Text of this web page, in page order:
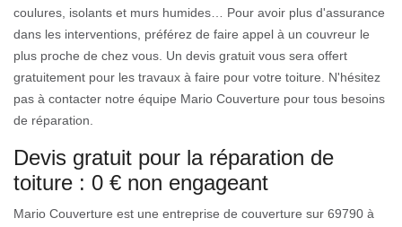
coulures, isolants et murs humides… Pour avoir plus d'assurance
dans les interventions, préférez de faire appel à un couvreur le
plus proche de chez vous. Un devis gratuit vous sera offert
gratuitement pour les travaux à faire pour votre toiture. N'hésitez
pas à contacter notre équipe Mario Couverture pour tous besoins
de réparation.
Devis gratuit pour la réparation de
toiture : 0 € non engageant
Mario Couverture est une entreprise de couverture sur 69790 à